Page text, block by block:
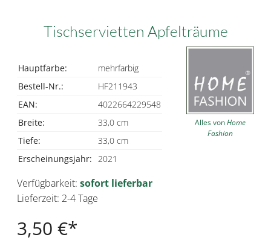
Tischservietten Apfelträume
Hauptfarbe:
mehrfarbig
Bestell-Nr.:
HF211943
EAN:
4022664229548
Breite:
33,0 cm
Tiefe:
33,0 cm
Erscheinungsjahr: 2021
Alles vonHome
Fashion
Verfügbarkeit: sofort lieferbar
Lieferzeit: 2-4 Tage
3,50 €